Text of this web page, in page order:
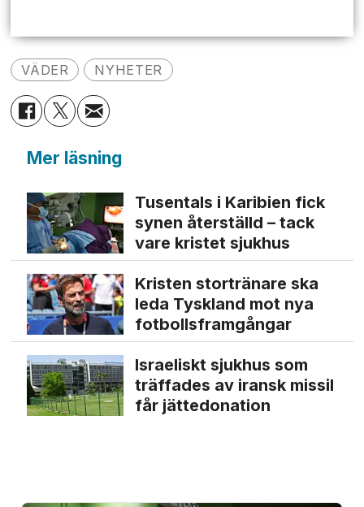
VÄDER NYHETER
Mer läsning
Tusentals i Karibien fick
synen återställd – tack
vare kristet sjukhus
Kristen stortränare ska
leda Tyskland mot nya
fotbolls­­framgångar
Israeliskt sjukhus som
träffades av iransk missil
får jätte­donation